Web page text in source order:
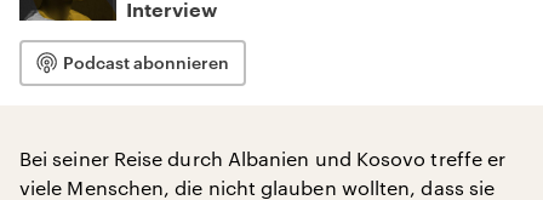
Interview
Podcast abonnieren
Bei seiner Reise durch Albanien und Kosovo treffe er
viele Menschen, die nicht glauben wollten, dass sie